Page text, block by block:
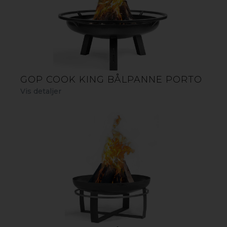
GOP COOK KING BÅLPANNE PORTO
Vis detaljer
TRIPOD GRILL MED RIST
Cook King Tripod grill/stativgrill har en høyde på 210 cm
og er en perfekt grill for herlige grillmåltider ute i
naturen eller i hagen. Som varmekilde til grillen kan du